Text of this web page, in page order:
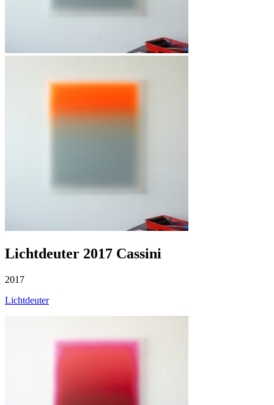
Lichtdeuter 2017 Cassini
2017
Lichtdeuter